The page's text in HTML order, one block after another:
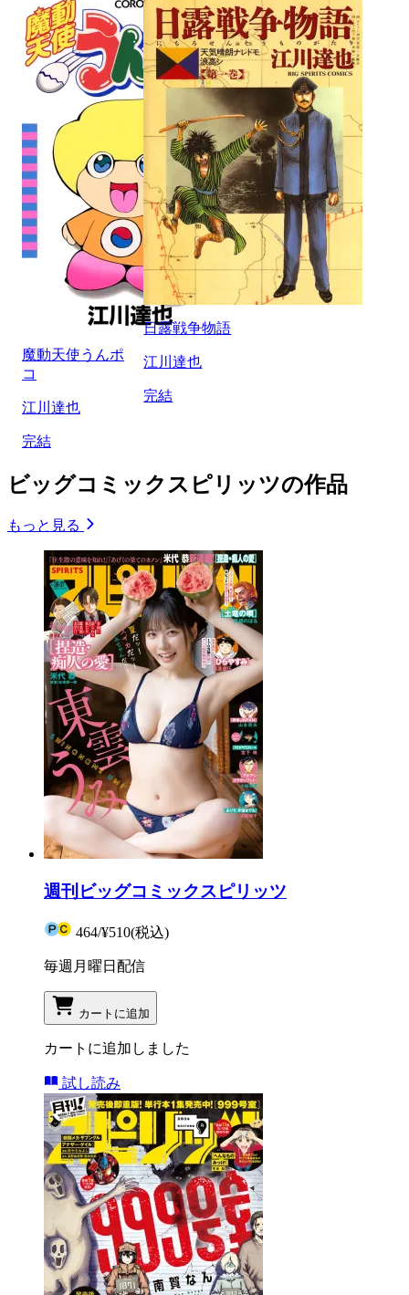
魔動天使うんポ
コ
江川達也
完結
日露戦争物語
江川達也
完結
ビッグコミックスピリッツの作品
もっと見る
週刊ビッグコミックスピリッツ
464/¥510(税込)
毎週月曜日配信
カートに追加
カートに追加しました
試し読み